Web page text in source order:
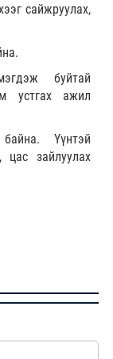
сайжруулах,
буйтай
устгах ажил
Үүнтэй
цас зайлуулах